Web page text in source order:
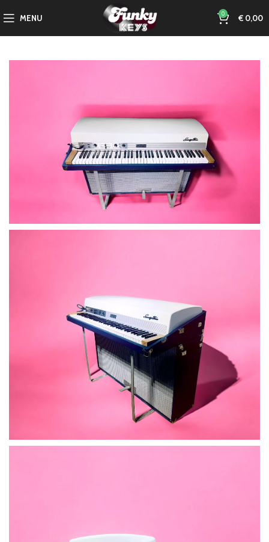
MENU 0 €0,00